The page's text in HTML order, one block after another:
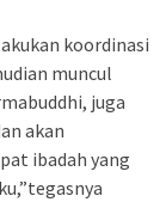
koordinasi
muncul
juga
akan
ibadah yang